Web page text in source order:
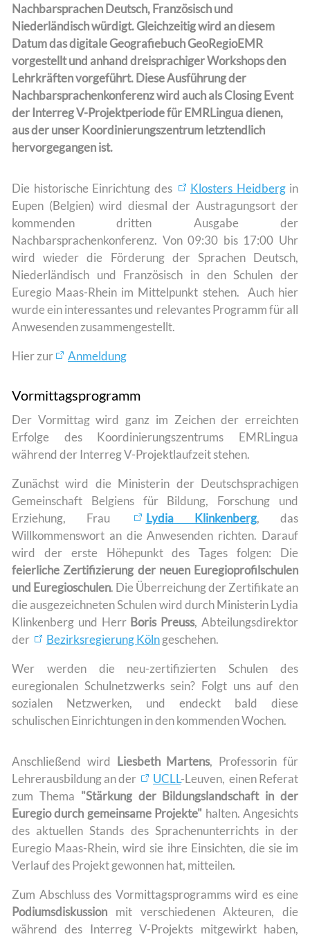
Nachbarsprachen Deutsch, Französisch und
Niederländisch würdigt. Gleichzeitig wird an diesem
Datum das digitale Geografiebuch GeoRegioEMR
vorgestellt und anhand dreisprachiger Workshops den
Lehrkräften vorgeführt. Diese Ausführung der
Nachbarsprachenkonferenz wird auch als Closing Event
der Interreg V-Projektperiode für EMRLingua dienen,
aus der unser Koordinierungszentrum letztendlich
hervorgegangen ist.
Die historische Einrichtung des Klosters Heidbergin
Eupen (Belgien) wird diesmal der Austragungsort der
kommenden dritten Ausgabe der
Nachbarsprachenkonferenz. Von 09:30 bis 17:00 Uhr
wird wieder die Förderung der Sprachen Deutsch,
Niederländisch und Französisch in den Schulen der
Euregio Maas-Rhein im Mittelpunkt stehen. Auch hier
wurde ein interessantes und relevantes Programm für all
Anwesenden zusammengestellt.
Hier zur
Anmeldung
Vormittagsprogramm
Der Vormittag wird ganz im Zeichen der erreichten
Erfolge des Koordinierungszentrums EMRLingua
während der Interreg V-Projektlaufzeit stehen.
Zunächst wird die Ministerin der Deutschsprachigen
Gemeinschaft Belgiens für Bildung, Forschung und
Erziehung, Frau
Lydia Klinkenberg, das
Willkommenswort an die Anwesenden richten. Darauf
wird der erste Höhepunkt des Tages folgen: Die
feierliche Zertifizierung der neuen Euregioprofilschulen
und Euregioschulen. Die Überreichung der Zertifikate an
die ausgezeichneten Schulen wird durch Ministerin Lydia
Klinkenberg und HerrBoris Preuss, Abteilungsdirektor
der
Bezirksregierung Kölngeschehen.
Wer werden die neu-zertifizierten Schulen des
euregionalen Schulnetzwerks sein? Folgt uns auf den
sozialen Netzwerken, und endeckt bald diese
schulischen Einrichtungen in den kommenden Wochen.
Anschließend wird Liesbeth Martens, Professorin für
Lehrerausbildung an der
UCLL-Leuven, einen Referat
zum Thema "Stärkung der Bildungslandschaft in der
Euregio durch gemeinsame Projekte" halten. Angesichts
des aktuellen Stands des Sprachenunterrichts in der
Euregio Maas-Rhein, wird sie ihre Einsichten, die sie im
Verlauf des Projekt gewonnen hat, mitteilen.
Zum Abschluss des Vormittagsprogramms wird es eine
Podiumsdiskussion mit verschiedenen Akteuren, die
während des Interreg V-Projekts mitgewirkt haben,